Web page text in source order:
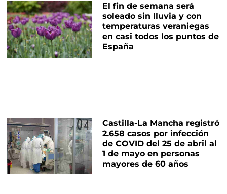
El fin de semana será
soleado sin lluvia y con
temperaturas veraniegas
en casi todos los puntos de
España
Castilla-La Mancha registró
2.658 casos por infección
de COVID del 25 de abril al
1 de mayo en personas
mayores de 60 años